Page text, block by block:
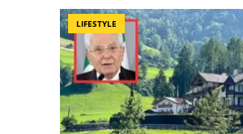
LIFESTYLE